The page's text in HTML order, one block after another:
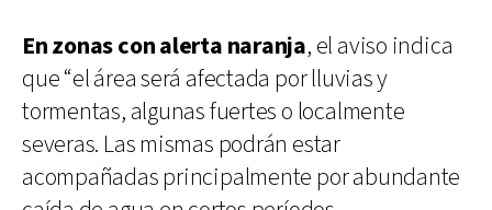
En zonas con alerta naranja, el aviso indica
que “el área será afectada por lluvias y
tormentas, algunas fuertes o localmente
severas. Las mismas podrán estar
acompañadas principalmente por abundante